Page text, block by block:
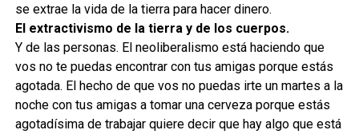
se extrae la vida de la tierra para hacer dinero.
El extractivismo de la tierra y de los cuerpos.
Y de las personas. El neoliberalismo está haciendo que
vos no te puedas encontrar con tus amigas porque estás
agotada. El hecho de que vos no puedas irte un martes a la
noche con tus amigas a tomar una cerveza porque estás
agotadísima de trabajar quiere decir que hay algo que está